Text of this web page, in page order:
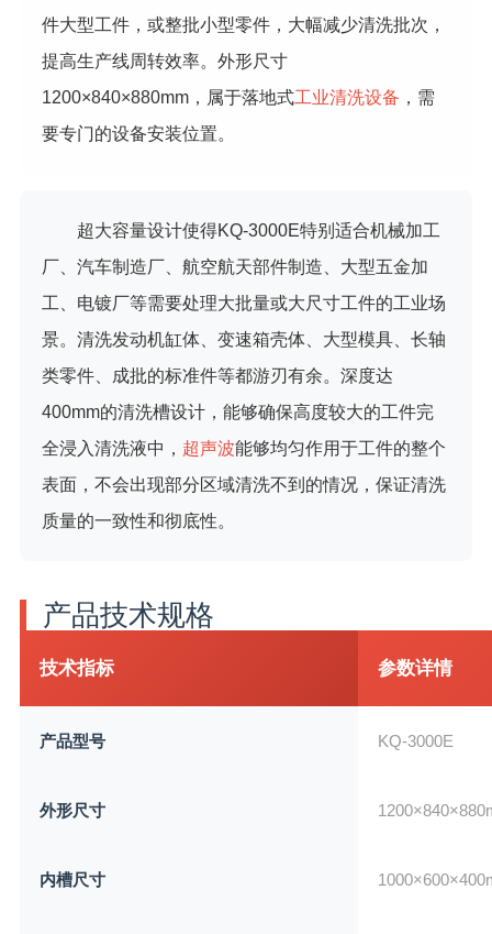
件大型工件，或整批小型零件，大幅减少清洗批次，
提高生产线周转效率。外形尺寸
1200×840×880mm，属于落地式工业清洗设备 ，需
要专门的设备安装位置。
超大容量设计使得KQ-3000E特别适合机械加工
厂、汽车制造厂、航空航天部件制造、大型五金加
工、电镀厂等需要处理大批量或大尺寸工件的工业场
景。清洗发动机缸体、变速箱壳体、大型模具、长轴
类零件、成批的标准件等都游刃有余。深度达
400mm的清洗槽设计，能够确保高度较大的工件完
全浸入清洗液中， 超声波能够均匀作用于工件的整个
表面，不会出现部分区域清洗不到的情况，保证清洗
质量的一致性和彻底性。
产品技术规格
技术指标 参数详情
产品型号 KQ-3000E
外形尺寸
内槽尺寸